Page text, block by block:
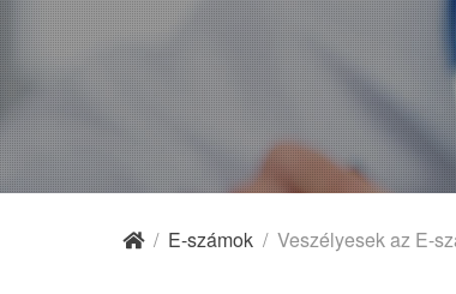
/ E-számok / Veszélyesek az E-